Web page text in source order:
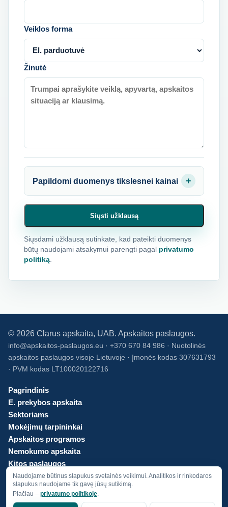
Veiklos forma
Žinutė
Papildomi duomenys tikslesnei kainai
Siųsti užklausą
Siųsdami užklausą sutinkate, kad pateikti duomenys
būtų naudojami atsakymui parengti pagal privatumo
politiką.
© 2026 Clarus apskaita, UAB. Apskaitos paslaugos.
info@apskaitos-paslaugos.eu · +370 670 84 986 · Nuotolinės
apskaitos paslaugos visoje Lietuvoje · Įmonės kodas 307631793
· PVM kodas LT100020122716
Pagrindinis
E. prekybos apskaita
Sektoriams
Mokėjimų tarpininkai
Apskaitos programos
Nemokumo apskaita
Kitos paslaugos
Kainos
Apie mus
Privatumo politika
Naudojame būtinus slapukus svetainės veikimui. Analitikos ir rinkodaros
slapukus naudojame tik gavę jūsų sutikimą.
Plačiau – privatumo politikoje.